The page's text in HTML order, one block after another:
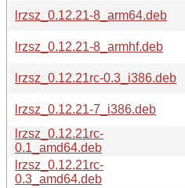
lrzsz_0.12.21-8_arm64.deb
lrzsz_0.12.21-8_armhf.deb
lrzsz_0.12.21rc-0.3_i386.deb
lrzsz_0.12.21-7_i386.deb
lrzsz_0.12.21rc-
0.1_amd64.deb
lrzsz_0.12.21rc-
0.3_amd64.deb